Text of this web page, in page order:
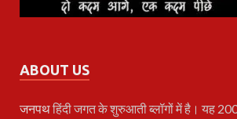
ABOUT US
जनपथहिंदी जगत के शुरुआती ब्लॉगों में है। यह